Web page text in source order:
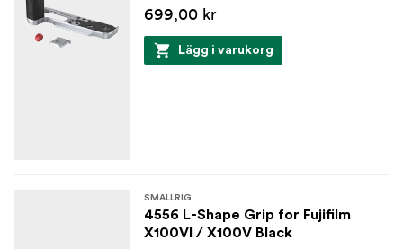
699,00 kr
Lägg i varukorg
SMALLRIG
4556 L-Shape Grip for Fujifilm
X100VI / X100V Black